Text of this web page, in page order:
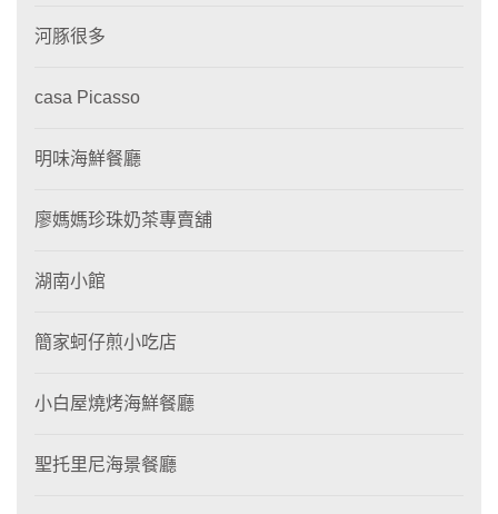
河豚很多
casa Picasso
明味海鮮餐廳
廖媽媽珍珠奶茶專賣舖
湖南小館
簡家蚵仔煎小吃店
小白屋燒烤海鮮餐廳
聖托里尼海景餐廳